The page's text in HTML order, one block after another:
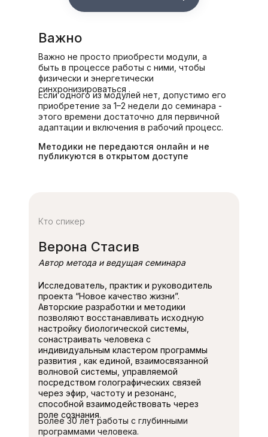
Важно
Методики не передаются онлайн и не
публикуются в открытом доступе
Если одного из модулей нет, допустимо его
приобретение за 1–2 недели до семинара -
этого времени достаточно для первичной
адаптации и включения в рабочий процесс.
Важно не просто приобрести модули, а
быть в процессе работы с ними, чтобы
физически и энергетически
синхронизироваться .
Автор метода и ведущая семинара
Кто спикер
Исследователь, практик и руководитель
проекта “Новое качество жизни”.
Авторские разработки и методики
позволяют восстанавливать исходную
настройку биологической системы,
сонастраивать человека с
индивидуальным кластером программы
развития , как единой, взаимосвязанной
волновой системы, управляемой
посредством голографических связей
через эфир, частоту и резонанс,
способной взаимодействовать через
поле сознания.
Более 30 лет работы с глубинными
программами человека.
Верона Стасив